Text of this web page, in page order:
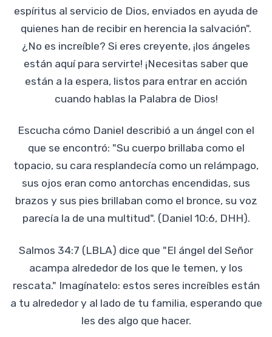
espíritus al servicio de Dios, enviados en ayuda de
quienes han de recibir en herencia la salvación".
¿No es increíble? Si eres creyente, ¡los ángeles
están aquí para servirte! ¡Necesitas saber que
están a la espera, listos para entrar en acción
cuando hablas la Palabra de Dios!
Escucha cómo Daniel describió a un ángel con el
que se encontró: "Su cuerpo brillaba como el
topacio, su cara resplandecía como un relámpago,
sus ojos eran como antorchas encendidas, sus
brazos y sus pies brillaban como el bronce, su voz
parecía la de una multitud". (Daniel 10:6, DHH).
Salmos 34:7 (LBLA) dice que "El ángel del Señor
acampa alrededor de los que le temen, y los
rescata." Imagínatelo: estos seres increíbles están
a tu alrededor y al lado de tu familia, esperando que
les des algo que hacer.